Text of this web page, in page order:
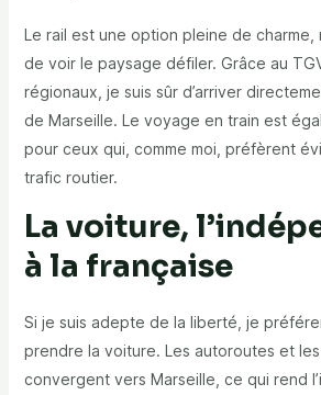
Le rail est une option pleine de charme,
de voir le paysage défiler. Grâce au
régionaux, je suis sûr d’arriver
de Marseille. Le voyage en train est
pour ceux qui, comme moi, préfèrent
trafic routier.
La voiture,
à la française
Si je suis adepte de la liberté, je
prendre la voiture. Les autoroutes et
convergent vers Marseille, ce qui rend